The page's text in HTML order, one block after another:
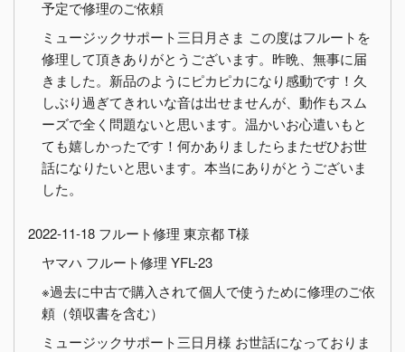
予定で修理のご依頼
ミュージックサポート三日月さま この度はフルートを
修理して頂きありがとうございます。昨晩、無事に届
きました。新品のようにピカピカになり感動です！久
しぶり過ぎてきれいな音は出せませんが、動作もスム
ーズで全く問題ないと思います。温かいお心遣いもと
ても嬉しかったです！何かありましたらまたぜひお世
話になりたいと思います。本当にありがとうございま
した。
2022-11-18 フルート修理 東京都 T様
ヤマハ フルート修理 YFL-23
※過去に中古で購入されて個人で使うために修理のご依
頼（領収書を含む）
ミュージックサポート三日月様 お世話になっておりま